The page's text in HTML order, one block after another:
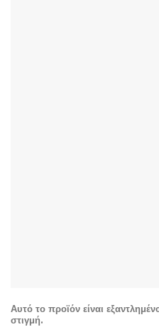
Αυτό το προϊόν είναι
στιγμή.